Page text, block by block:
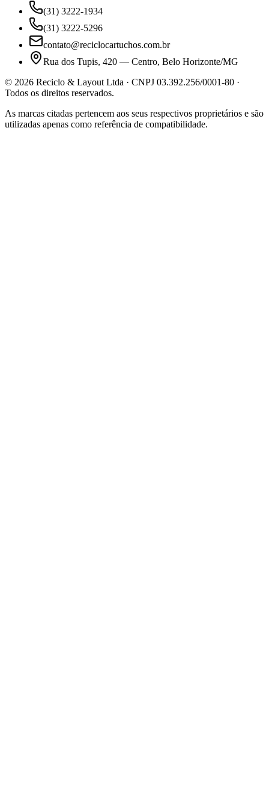
(31) 3222-1934
(31) 3222-5296
contato@reciclocartuchos.com.br
Rua dos Tupis, 420 — Centro, Belo Horizonte/MG
© 2026 Reciclo & Layout Ltda · CNPJ 03.392.256/0001-80 ·
Todos os direitos reservados.
As marcas citadas pertencem aos seus respectivos proprietários e são
utilizadas apenas como referência de compatibilidade.